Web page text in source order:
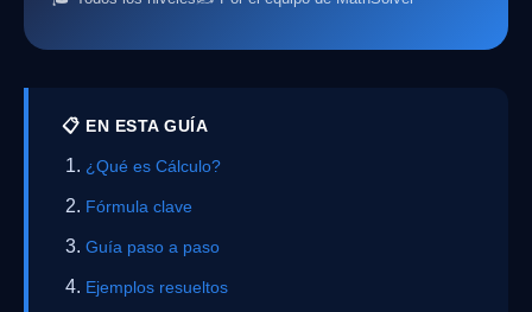
📋 EN ESTA GUÍA
¿Qué es Cálculo?
Fórmula clave
Guía paso a paso
Ejemplos resueltos